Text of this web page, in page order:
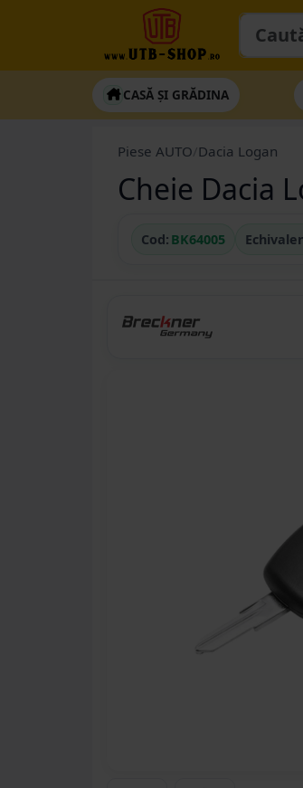
CASĂ ȘI GRĂDINA
Piese AUTO Dacia Logan
Cheie Dacia
Cod: BK64005